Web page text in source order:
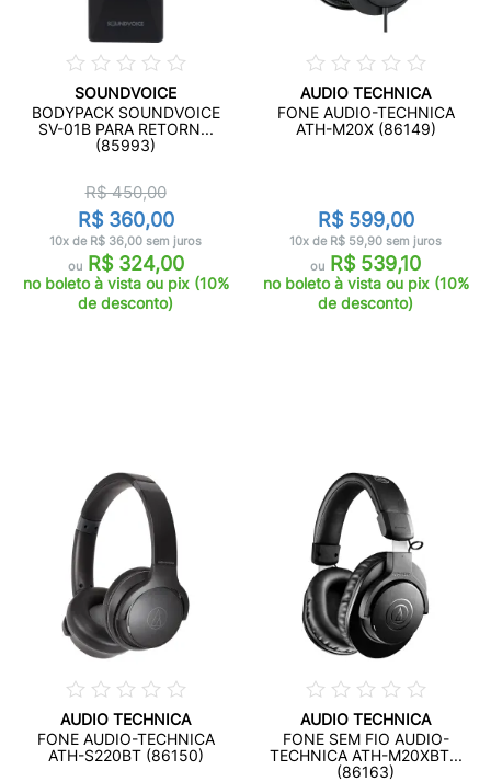
SOUNDVOICE
BODYPACK SOUNDVOICE
SV-01B PARA RETORN...
(85993)
R$ 450,00
R$ 360,00
10x de R$ 36,00 sem juros
ouR$ 324,00
no boleto à vista ou pix (10%
de desconto)
AUDIO TECHNICA
FONE AUDIO-TECHNICA
ATH-M20X (86149)
R$ 599,00
10x de R$ 59,90 sem juros
ou R$ 539,10
no boleto à vista ou pix (10%
de desconto)
AUDIO TECHNICA
FONE AUDIO-TECHNICA
ATH-S220BT (86150)
AUDIO TECHNICA
FONE SEM FIO AUDIO-
TECHNICA ATH-M20XBT...
(86163)